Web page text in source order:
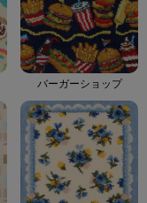
バーガーショップ